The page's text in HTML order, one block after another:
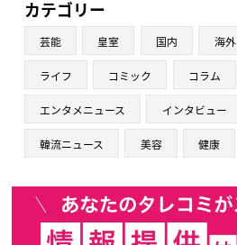
カテゴリー
芸能 皇室 国内 海外
ライフ コミック コラム
エンタメニュース インタビュー
韓流ニュース 美容 健康